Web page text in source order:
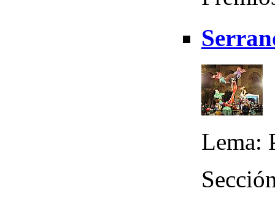
Lema: